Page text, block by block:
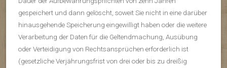
gespeichert und dann gelöscht, soweit Sie nicht in eine darüber
hinausgehende Speicherung eingewilligt haben oder die weitere
Verarbeitung der Daten für die Geltendmachung, Ausübung
oder Verteidigung von Rechtsansprüchen erforderlich ist
(gesetzliche Verjährungsfrist von drei oder bis zu dreißig